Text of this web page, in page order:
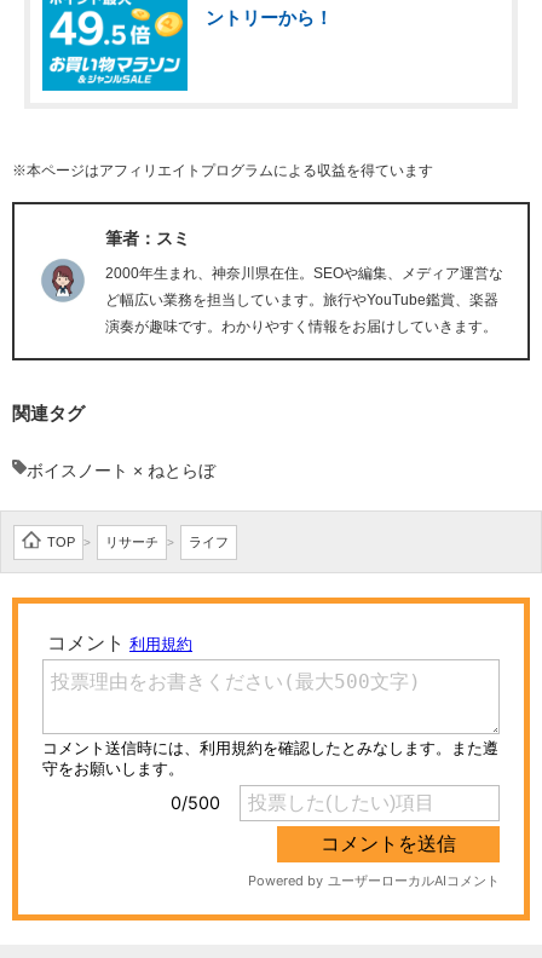
ントリーから！
※本ページはアフィリエイトプログラムによる収益を得ています
筆者：スミ
2000年生まれ、神奈川県在住。SEOや編集、メディア運営な
ど幅広い業務を担当しています。旅行やYouTube鑑賞、楽器
演奏が趣味です。わかりやすく情報をお届けしていきます。
関連タグ
ボイスノート × ねとらぼ
TOP > リサーチ > ライフ